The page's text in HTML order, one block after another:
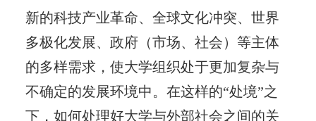
新的科技产业革命、全球文化冲突、世界
多极化发展、政府（市场、社会）等主体
的多样需求，使大学组织处于更加复杂与
不确定的发展环境中。在这样的“处境”之
下，如何处理好大学与外部社会之间的关